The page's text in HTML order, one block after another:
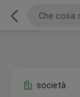
società